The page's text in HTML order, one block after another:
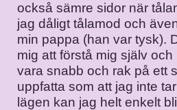
också sämre sidor när
jag dåligt tålamod och
min pappa (han var tysk).
mig att förstå mig själv
vara snabb och rak på ett
uppfatta som att jag inte
lägen kan jag helt enkelt